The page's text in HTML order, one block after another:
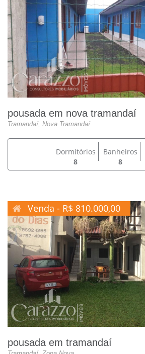
pousada em nova tramandaí
Tramandaí, Nova Tramandaí
Dormitórios
8
Banheiros
8
Venda - R$ 810.000,00
pousada em tramandaí